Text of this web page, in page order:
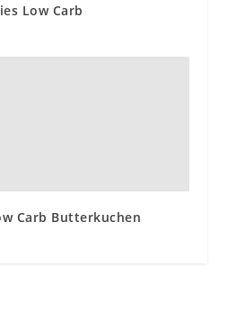
Low Carb
Carb Butterkuchen